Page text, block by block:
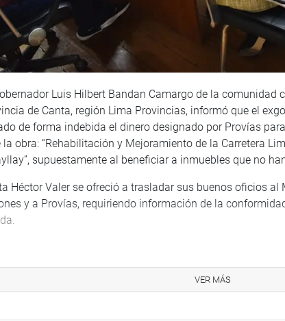
Luis Hilbert Bandan Camargo de la comunidad
de Canta, región Lima Provincias, informó que el
de forma indebida el dinero designado por Provías
la obra: “Rehabilitación y Mejoramiento de la Carretera
supuestamente al beneficiar a inmuebles que no
Héctor Valer se ofreció a trasladar sus buenos oficios al
y a Provías, requiriendo información de la
VER MÁS